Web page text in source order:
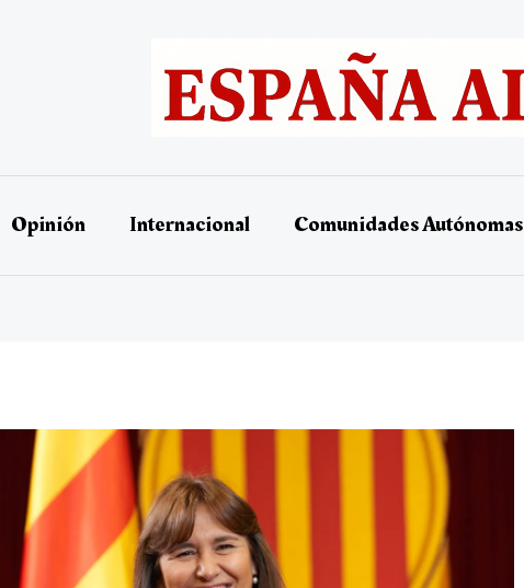
Opinión Internacional Comunidades Autónomas